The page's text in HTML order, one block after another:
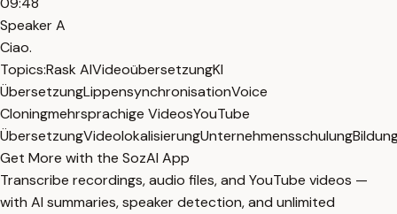
Speaker A
Ciao.
Topics:Rask AIVideoübersetzungKI
ÜbersetzungLippensynchronisationVoice
Cloningmehrsprachige VideosYouTube
ÜbersetzungVideolokalisierungUnternehmensschulung
Get More with the SozAI App
Transcribe recordings, audio files, and YouTube videos —
with AI summaries, speaker detection, and unlimited